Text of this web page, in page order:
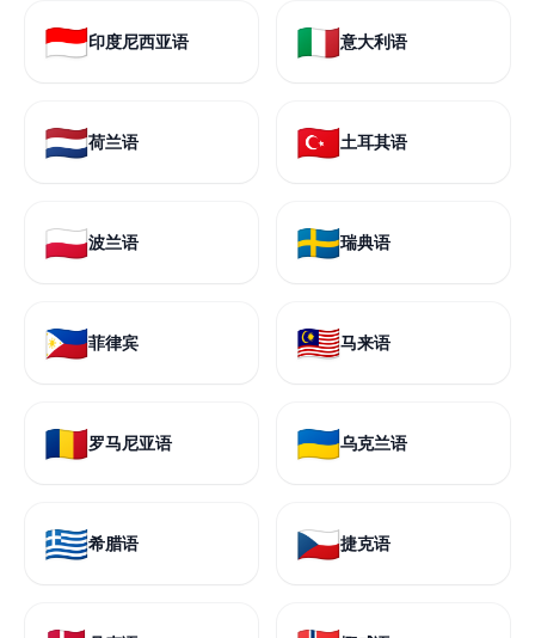
🇮🇩印度尼西亚语 🇮🇹意大利语
🇳🇱荷兰语 🇹🇷土耳其语
🇵🇱波兰语 🇸🇪瑞典语
🇵🇭菲律宾 🇲🇾马来语
🇷🇴罗马尼亚语 🇺🇦乌克兰语
🇬🇷希腊语 🇨🇿捷克语